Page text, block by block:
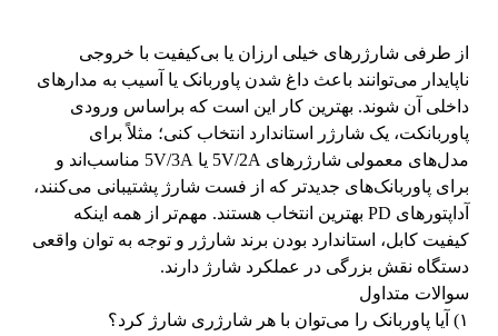
از طرفی شارژرهای خیلی ارزان یا بی‌کیفیت با خروجی
ناپایدار می‌توانند باعث داغ شدن پاوربانک یا آسیب به مدارهای
داخلی آن شوند. بهترین کار این است که براساس ورودی
پاوربانکت، یک شارژر استاندارد انتخاب کنی؛ مثلاً برای
مدل‌های معمولی شارژرهای 5V/2A یا 5V/3A مناسب‌اند و
برای پاوربانک‌های جدیدتر که از فست شارژ پشتیبانی می‌کنند،
آداپتورهای PD بهترین انتخاب هستند. مهم‌تر از همه اینکه
کیفیت کابل، استاندارد بودن برند شارژر و توجه به توان واقعی
دستگاه نقش بزرگی در عملکرد شارژ دارند.
سوالات متداول
۱) آیا پاوربانک را می‌توان با هر شارژری شارژ کرد؟